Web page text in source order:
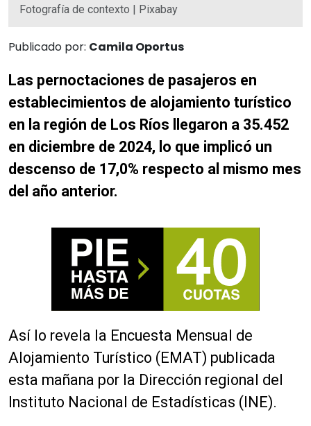
Fotografía de contexto | Pixabay
Publicado por: Camila Oportus
Las pernoctaciones de pasajeros en
establecimientos de alojamiento turístico
en la región de Los Ríos llegaron a 35.452
en diciembre de 2024, lo que implicó un
descenso de 17,0% respecto al mismo mes
del año anterior.
Así lo revela la Encuesta Mensual de
Alojamiento Turístico (EMAT) publicada
esta mañana por la Dirección regional del
Instituto Nacional de Estadísticas (INE).